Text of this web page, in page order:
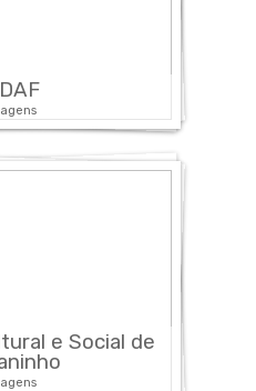
e Social de